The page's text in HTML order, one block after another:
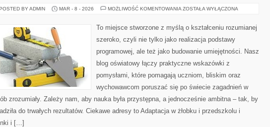
BY ADMIN MAR - 8 - 2026 MOŻLIWOŚĆ KOMENTOWANIA METODY
ZOSTAŁA WYŁĄCZONA
To miejsce stworzone z myślą o kształceniu rozumianej
szeroko, czyli nie tylko jako realizacja podstawy
programowej, ale też jako budowanie umiejętności. Nasz
blog oświatowy łączy praktyczne wskazówki z
pomysłami, które pomagają uczniom, bliskim oraz
wychowawcom poruszać się po świecie zagadnień w
zrozumiały. Zależy nam, aby nauka była przystępna, a jednocześnie ambitna – tak, by
do trwałych rezultatów. Ciekawe adresy to Adaptacja w żłobku i przedszkolu i
i […]